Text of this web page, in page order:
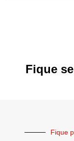
Fique
Fique